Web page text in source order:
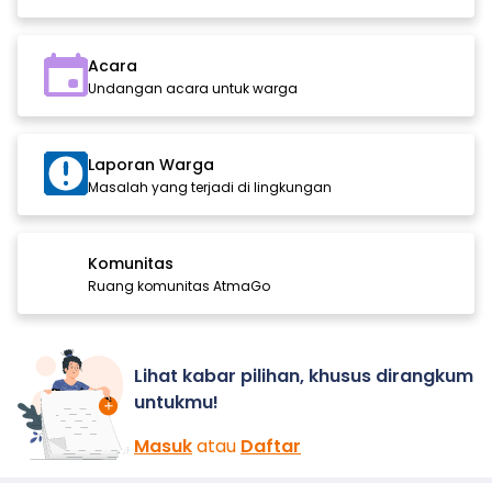
Acara
Undangan acara untuk warga
Laporan Warga
Masalah yang terjadi di lingkungan
Komunitas
Ruang komunitas AtmaGo
Lihat kabar pilihan, khusus dirangkum
untukmu!
Masukatau Daftar